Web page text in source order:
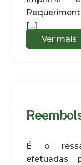
[…]
Ver mais
É o
efetuadas